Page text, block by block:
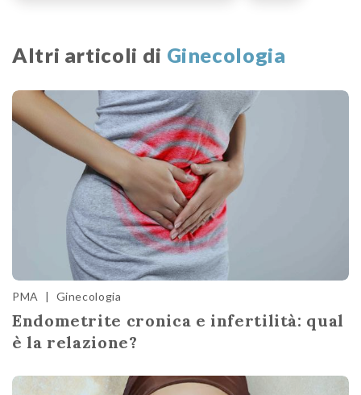
Altri articoli di Ginecologia
PMA | Ginecologia
Endometrite cronica e infertilità: qual
è la relazione?